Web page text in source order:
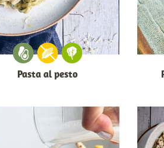
Pasta al pesto